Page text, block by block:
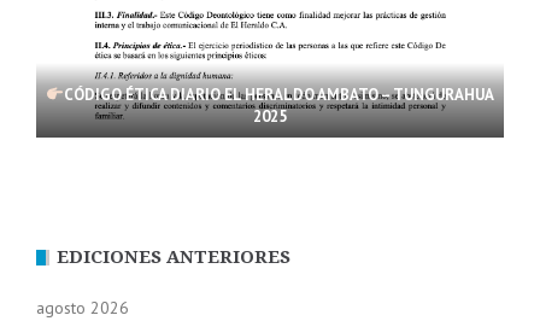
CÓDIGO ÉTICA DIARIO EL HERALDO AMBATO – TUNGURAHUA
2025
EDICIONES ANTERIORES
agosto 2026